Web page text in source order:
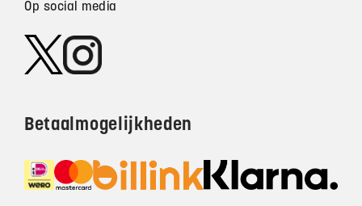
Op social media
Betaalmogelijkheden